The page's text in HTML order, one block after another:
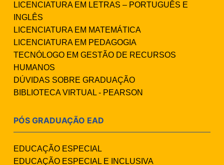
LICENCIATURA EM LETRAS – PORTUGUÊS E
INGLÊS
LICENCIATURA EM MATEMÁTICA
LICENCIATURA EM PEDAGOGIA
TECNÓLOGO EM GESTÃO DE RECURSOS
HUMANOS
DÚVIDAS SOBRE GRADUAÇÃO
BIBLIOTECA VIRTUAL - PEARSON
PÓS GRADUAÇÃO EAD
EDUCAÇÃO ESPECIAL
EDUCAÇÃO ESPECIAL E INCLUSIVA